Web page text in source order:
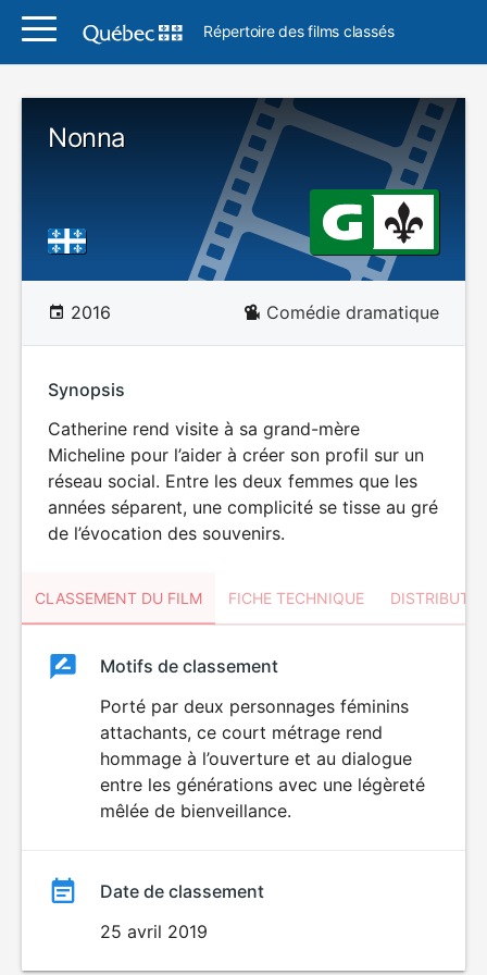
Répertoire des films classés
Nonna
2016 Comédie dramatique
Synopsis
Catherine rend visite à sa grand-mère
Micheline pour l’aider à créer son profil sur un
réseau social. Entre les deux femmes que les
années séparent, une complicité se tisse au gré
de l’évocation des souvenirs.
CLASSEMENT DU FILM FICHE TECHNIQUE
ClassementClassement
Motifs de classement
Porté par deux personnages féminins
attachants, ce court métrage rend
hommage à l’ouverture et au dialogue
entre les générations avec une légèreté
mêlée de bienveillance.
Date de classement
25 avril 2019